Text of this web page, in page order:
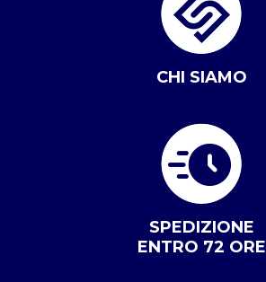
CHI SIAMO
SPEDIZIONE
ENTRO 72 ORE